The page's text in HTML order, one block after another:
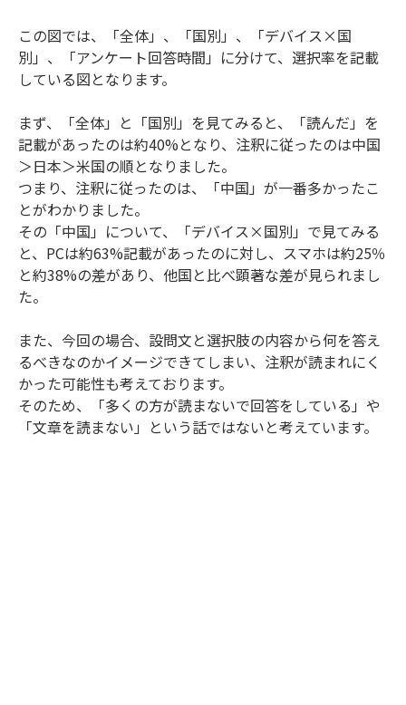
この図では、「全体」、「国別」、「デバイス×国
別」、「アンケート回答時間」に分けて、選択率を記載
している図となります。
まず、「全体」と「国別」を見てみると、「読んだ」を
記載があったのは約40%となり、注釈に従ったのは中国
＞日本＞米国の順となりました。
つまり、注釈に従ったのは、「中国」が一番多かったこ
とがわかりました。
その「中国」について、「デバイス×国別」で見てみる
と、PCは約63%記載があったのに対し、スマホは約25％
と約38%の差があり、他国と比べ顕著な差が見られまし
た。
また、今回の場合、設問文と選択肢の内容から何を答え
るべきなのかイメージできてしまい、注釈が読まれにく
かった可能性も考えております。
そのため、「多くの方が読まないで回答をしている」や
「文章を読まない」という話ではないと考えています。